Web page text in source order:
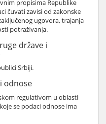
propisima Republike
čuvati zavisi od zakonske
ugovora, trajanja
potraživanja.
države i
Srbiji.
odnose
regulativom u oblasti
se podaci odnose ima